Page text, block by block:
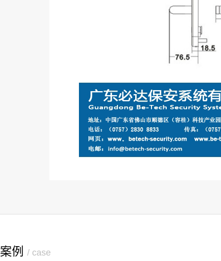
案例 / case